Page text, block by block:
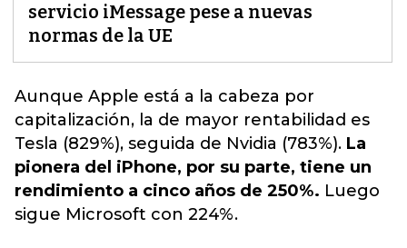
servicio iMessage pese a nuevas
normas de la UE
Aunque Apple está a la cabeza por
capitalización, la de mayor rentabilidad es
Tesla (829%), seguida de Nvidia (783%). La
pionera del iPhone, por su parte, tiene un
rendimiento a cinco años de 250%. Luego
sigue Microsoft con 224%.